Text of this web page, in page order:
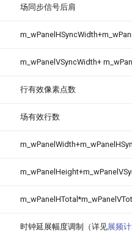
场同步信号后肩
m_wPanelVSyncWidth+
行有效像素点数
场有效行数
时钟延展幅度调制（详见展频